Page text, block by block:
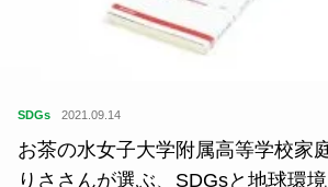
の選書 1〜2